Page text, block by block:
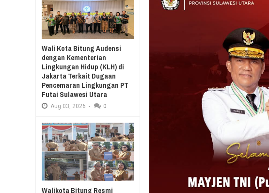
RESES II 2026, EUGENIE MANTIRI SERAP ASPIRASI WARGA
Aug
Wali Kota Bitung Audensi
dengan Kementerian
Lingkungan Hidup (KLH) di
Jakarta Terkait Dugaan
Pencemaran Lingkungan PT
Futai Sulawesi Utara
Aug 03, 2026 - 0
Walikota Bitung Resmi
SAMBUT HUT KE-78 TAHUN RI, SD GMIM
GELAR JALAN SEHAT PROGRAM